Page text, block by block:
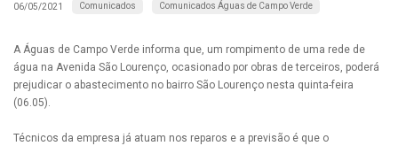
06/05/2021 Comunicados Comunicados Águas de Campo Verde
A Águas de Campo Verde informa que, um rompimento de uma rede de
água na Avenida São Lourenço, ocasionado por obras de terceiros, poderá
prejudicar o abastecimento no bairro São Lourenço nesta quinta-feira
(06.05).
Técnicos da empresa já atuam nos reparos e a previsão é que o